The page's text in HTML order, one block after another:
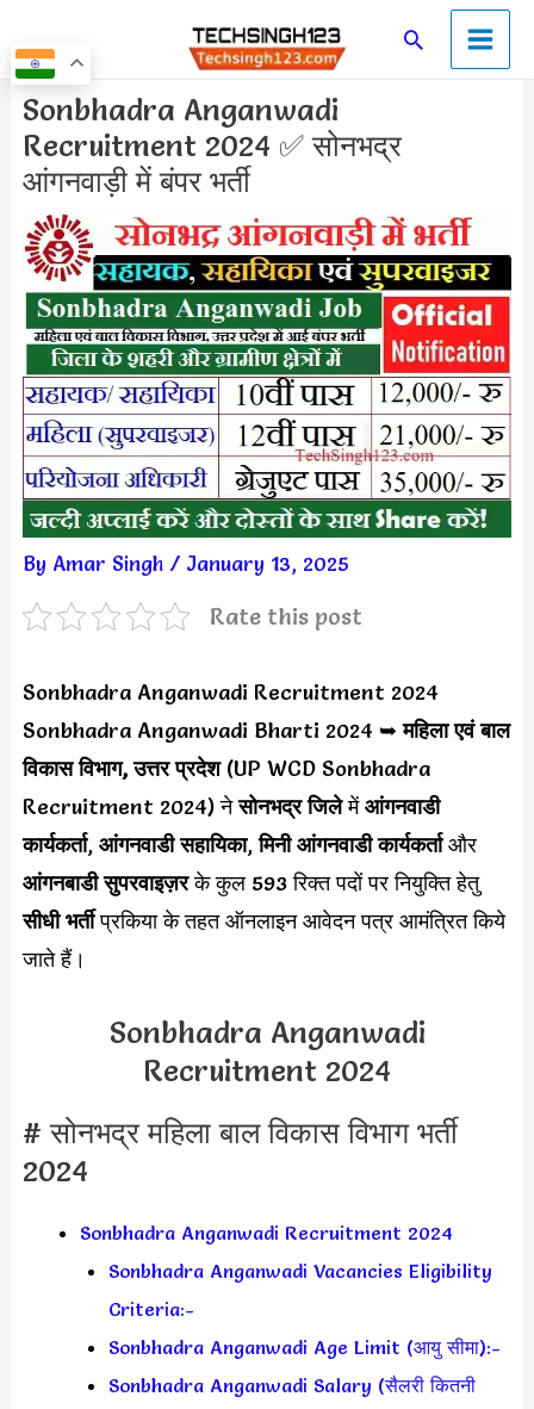
to
content
SearchMain
Menu
Sonbhadra Anganwadi
Recruitment 2024 ✅ सोनभद्र
आंगनवाड़ी में बंपर भर्ती
By Amar Singh / January 13, 2025
Rate this post
Sonbhadra Anganwadi Recruitment 2024
Sonbhadra Anganwadi Bharti 2024 ➥महिला एवं बाल
विकास विभाग, उत्तर प्रदेश(UP WCD Sonbhadra
Recruitment 2024) नेसोनभद्र जिलेमेंआंगनवाडी
कार्यकर्ता, आंगनवाडी सहायिका,मिनी आंगनवाडी कार्यकर्ताऔर
आंगनबाडी सुपरवाइज़रके कुल 593 रिक्त पदों पर नियुक्ति हेतु
सीधी भर्तीप्रकिया के तहत ऑनलाइन आवेदन पत्र आमंत्रित किये
जाते हैं।
Sonbhadra Anganwadi
Recruitment 2024
# सोनभद्र महिला बाल विकास विभाग भर्ती
2024
Sonbhadra Anganwadi Recruitment 2024
Sonbhadra Anganwadi Vacancies Eligibility
Criteria:-
Sonbhadra Anganwadi Age Limit (आयु सीमा):-
Sonbhadra Anganwadi Salary (सैलरी कितनी
Post
navigation